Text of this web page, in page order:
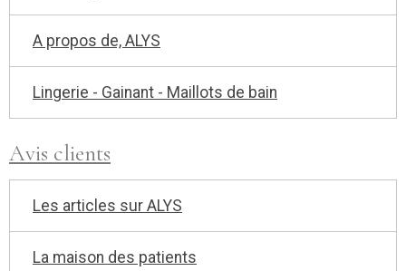
A propos de, ALYS
Lingerie - Gainant - Maillots de bain
Avis clients
Les articles sur ALYS
La maison des patients